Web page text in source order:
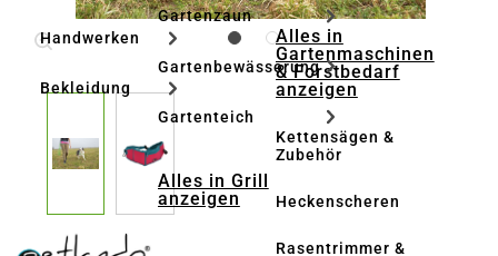
Handwerken
Bekleidung
Gartenzaun
Gartenbewässerung
Gartenteich
Alles in Grill
anzeigen
Alles in
Gartenmaschinen
& Forstbedarf
anzeigen
Kettensägen &
Zubehör
Heckenscheren
Rasentrimmer &